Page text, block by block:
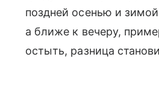
поздней осенью и
а ближе к вечеру,
остыть, разница